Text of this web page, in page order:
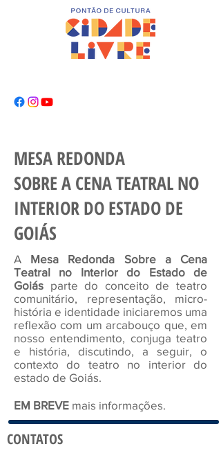
MESA REDONDA
SOBRE A CENA TEATRAL NO
INTERIOR DO ESTADO DE
GOIÁS
A Mesa Redonda Sobre a Cena
Teatral no Interior do Estado de
Goiás parte do conceito de teatro
comunitário, representação, micro-
história e identidade iniciaremos uma
reflexão com um arcabouço que, em
nosso entendimento, conjuga teatro
e história, discutindo, a seguir, o
contexto do teatro no interior do
estado de Goiás.
EM BREVE mais informações.
CONTATOS